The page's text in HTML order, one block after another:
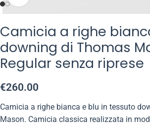
Camicia a righe
downing di Thomas
Regular senza riprese
€260.00
Camicia a righe bianca e blu in tessuto
Mason. Camicia classica realizzata in